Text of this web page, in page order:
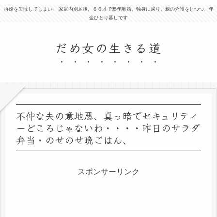
再婚を失敗してしまい、 家庭内別居後、６６才で塾年離婚、独身に戻り、親の介護をしつつ、年
金ひとり暮しです
だめ女の生きる道
不仲な夫の意地悪、真っ暗でセキュリティ
ーどころじゃないわ・・・・昨日のサラダ
弁当・のせのせ晩ごはん、
スポンサーリンク